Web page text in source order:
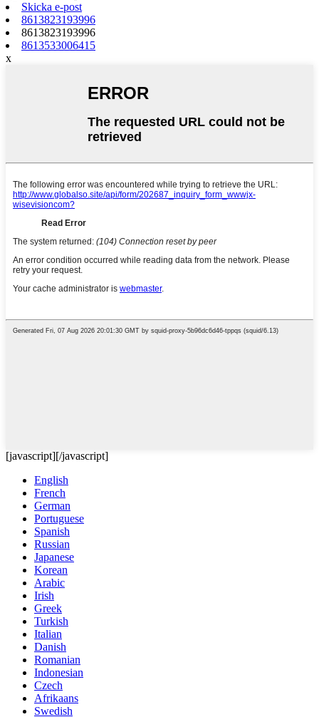
Skicka e-post
8613823193996
8613823193996
8613533006415
x
[javascript][/javascript]
English
French
German
Portuguese
Spanish
Russian
Japanese
Korean
Arabic
Irish
Greek
Turkish
Italian
Danish
Romanian
Indonesian
Czech
Afrikaans
Swedish